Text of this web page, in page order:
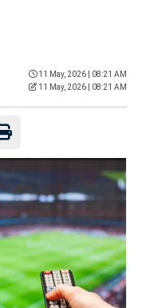
11 May, 2026 | 08:21 AM
11 May, 2026 | 08:21 AM